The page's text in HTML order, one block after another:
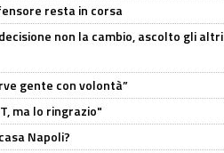
resta in corsa
non la cambio, ascolto gli altri
gente con volontà”
ma lo ringrazio"
Napoli?